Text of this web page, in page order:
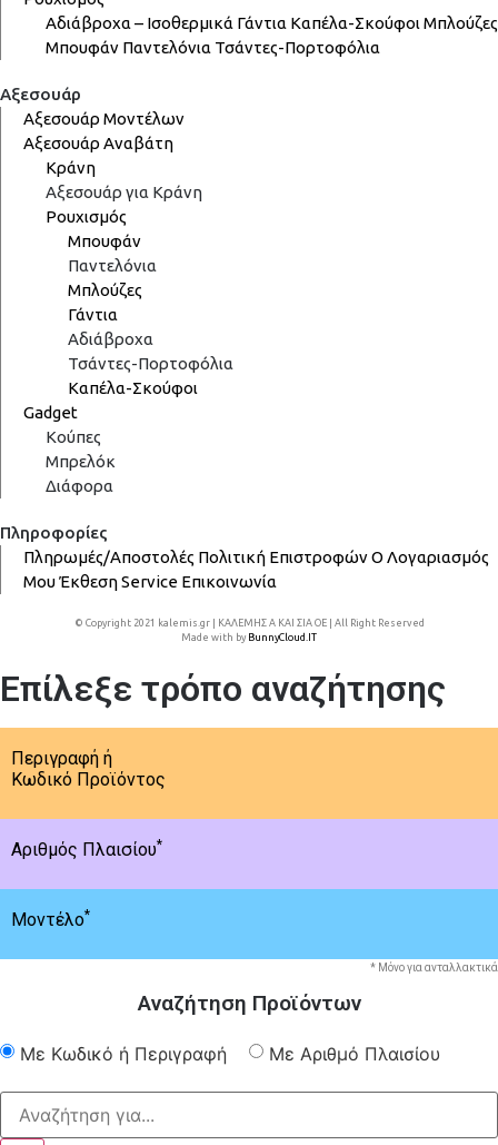
Αδιάβροχα – Ισοθερμικά Γάντια Καπέλα-Σκούφοι Μπλούζες
Μπουφάν Παντελόνια Τσάντες-Πορτοφόλια
Αξεσουάρ
Αξεσουάρ Μοντέλων
Αξεσουάρ Αναβάτη
Κράνη
Αξεσουάρ για Κράνη
Ρουχισμός
Μπουφάν
Παντελόνια
Μπλούζες
Γάντια
Αδιάβροχα
Τσάντες-Πορτοφόλια
Καπέλα-Σκούφοι
Gadget
Κούπες
Μπρελόκ
Διάφορα
Πληροφορίες
Πληρωμές/Αποστολές Πολιτική ΕπιστροφώνΟ Λογαριασμός
ΜουΈκθεσηService Επικοινωνία
© Copyright 2021 kalemis.gr | ΚΑΛΕΜΗΣ Α ΚΑΙ ΣΙΑ ΟΕ | All Right Reserved
Made with by BunnyCloud.IT
Επίλεξε τρόπο αναζήτησης
Περιγραφή ή
Κωδικό Προϊόντος
Αριθμός Πλαισίου*
Μοντέλο*
* Μόνο για ανταλλακτικά
Αναζήτηση Προϊόντων
Με Κωδικό ή Περιγραφή Με Αριθμό Πλαισίου